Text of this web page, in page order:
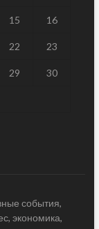
15 16
22 23
29 30
события,
экономика,